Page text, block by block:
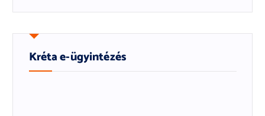
Kréta e-ügyintézés